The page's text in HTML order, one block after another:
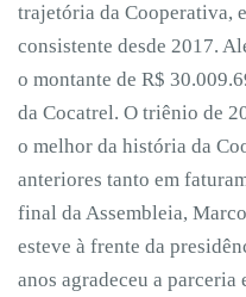
trajetória da Cooperativa,
consistente desde 2017.
o montante de R$
da Cocatrel. O triênio de
o melhor da história da
anteriores tanto em
final da Assembleia,
esteve à frente da
anos agradeceu a